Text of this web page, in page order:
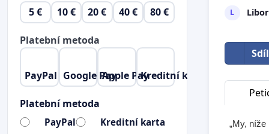
L
„My,
5 € 10 € 20 € 40 € 80 €
Platební metoda
PayPal Google PayApple PayKreditní karta
Platební metoda
PayPal Kreditní karta